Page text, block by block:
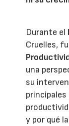
Durante el
Cruelles,
una
su
y por qué